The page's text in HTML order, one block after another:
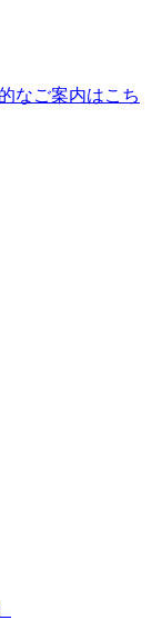
なご案内はこち